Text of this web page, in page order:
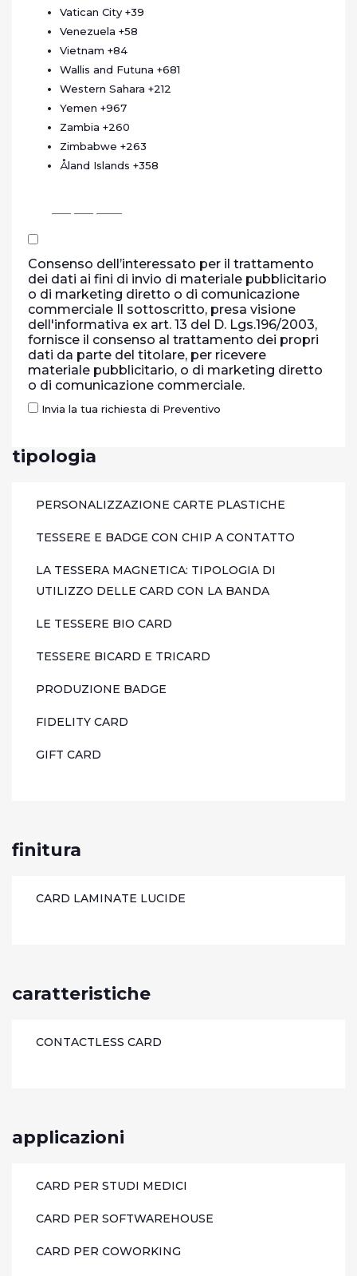
Vatican City +39
Venezuela +58
Vietnam +84
Wallis and Futuna +681
Western Sahara +212
Yemen +967
Zambia +260
Zimbabwe +263
Åland Islands +358
Consenso dell’interessato per il trattamento
dei dati ai fini di invio di materiale pubblicitario
o di marketing diretto o di comunicazione
commerciale Il sottoscritto, presa visione
dell'informativa ex art. 13 del D. Lgs.196/2003,
fornisce il consenso al trattamento dei propri
dati da parte del titolare, per ricevere
materiale pubblicitario, o di marketing diretto
o di comunicazione commerciale.
Invia la tua richiesta di Preventivo
tipologia
PERSONALIZZAZIONE CARTE PLASTICHE
TESSERE E BADGE CON CHIP A CONTATTO
LA TESSERA MAGNETICA: TIPOLOGIA DI
UTILIZZO DELLE CARD CON LA BANDA
LE TESSERE BIO CARD
TESSERE BICARD E TRICARD
PRODUZIONE BADGE
FIDELITY CARD
GIFT CARD
finitura
CARD LAMINATE LUCIDE
caratteristiche
CONTACTLESS CARD
applicazioni
CARD PER STUDI MEDICI
CARD PER SOFTWAREHOUSE
CARD PER COWORKING